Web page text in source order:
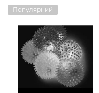
Популярний